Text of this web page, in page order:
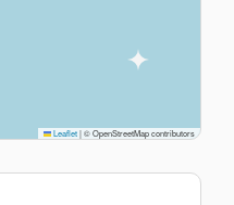
Leaflet|© OpenStreetMap contributors